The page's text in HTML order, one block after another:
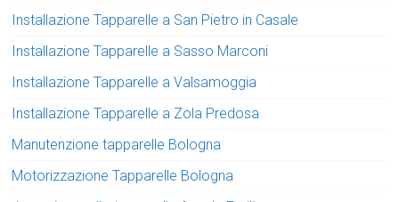
Installazione Tapparelle a San Pietro in Casale
Installazione Tapparelle a Sasso Marconi
Installazione Tapparelle a Valsamoggia
Installazione Tapparelle a Zola Predosa
Manutenzione tapparelle Bologna
Motorizzazione Tapparelle Bologna